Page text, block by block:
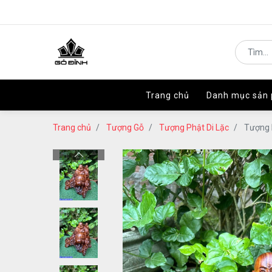
Trang chủ Danh mục sản
Trang chủ Danh mục sản
Trang chủ Tượng Gỗ Tượng Phật Di Lặc Tượng